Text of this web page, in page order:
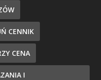
CENNIK
CENA
I